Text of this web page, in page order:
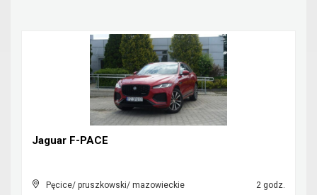
Jaguar F-PACE
Pęcice/ pruszkowski/ mazowieckie 2 godz.